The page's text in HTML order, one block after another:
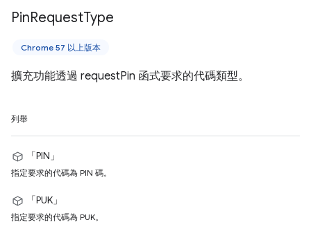
PinRequestType
Chrome 57 以上版本
擴充功能透過 requestPin 函式要求的代碼類型。
列舉
「PIN」
指定要求的代碼為 PIN 碼。
「PUK」
指定要求的代碼為 PUK。